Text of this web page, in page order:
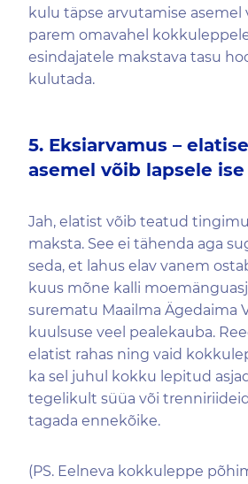
kulu täpse arvutamise asemel
parem omavahel
esindajatele makstava tasu
kulutada.
5. Eksiarvamus –
asemel võib lapsele
Jah, elatist võib teatud
maksta. See ei tähenda aga
seda, et lahus elav vanem
kuus mõne kalli
surematu Maailma Ägedaima
kuulsuse veel pealekauba.
elatist rahas ning vaid
ka sel juhul kokku lepitud
tegelikult süüa või
tagada ennekõike.
(PS. Eelneva kokkuleppe